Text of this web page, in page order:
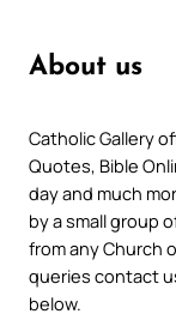
About us
Catholic Gallery
Quotes, Bible
day and much
by a small group
from any Church
queries contact
below.